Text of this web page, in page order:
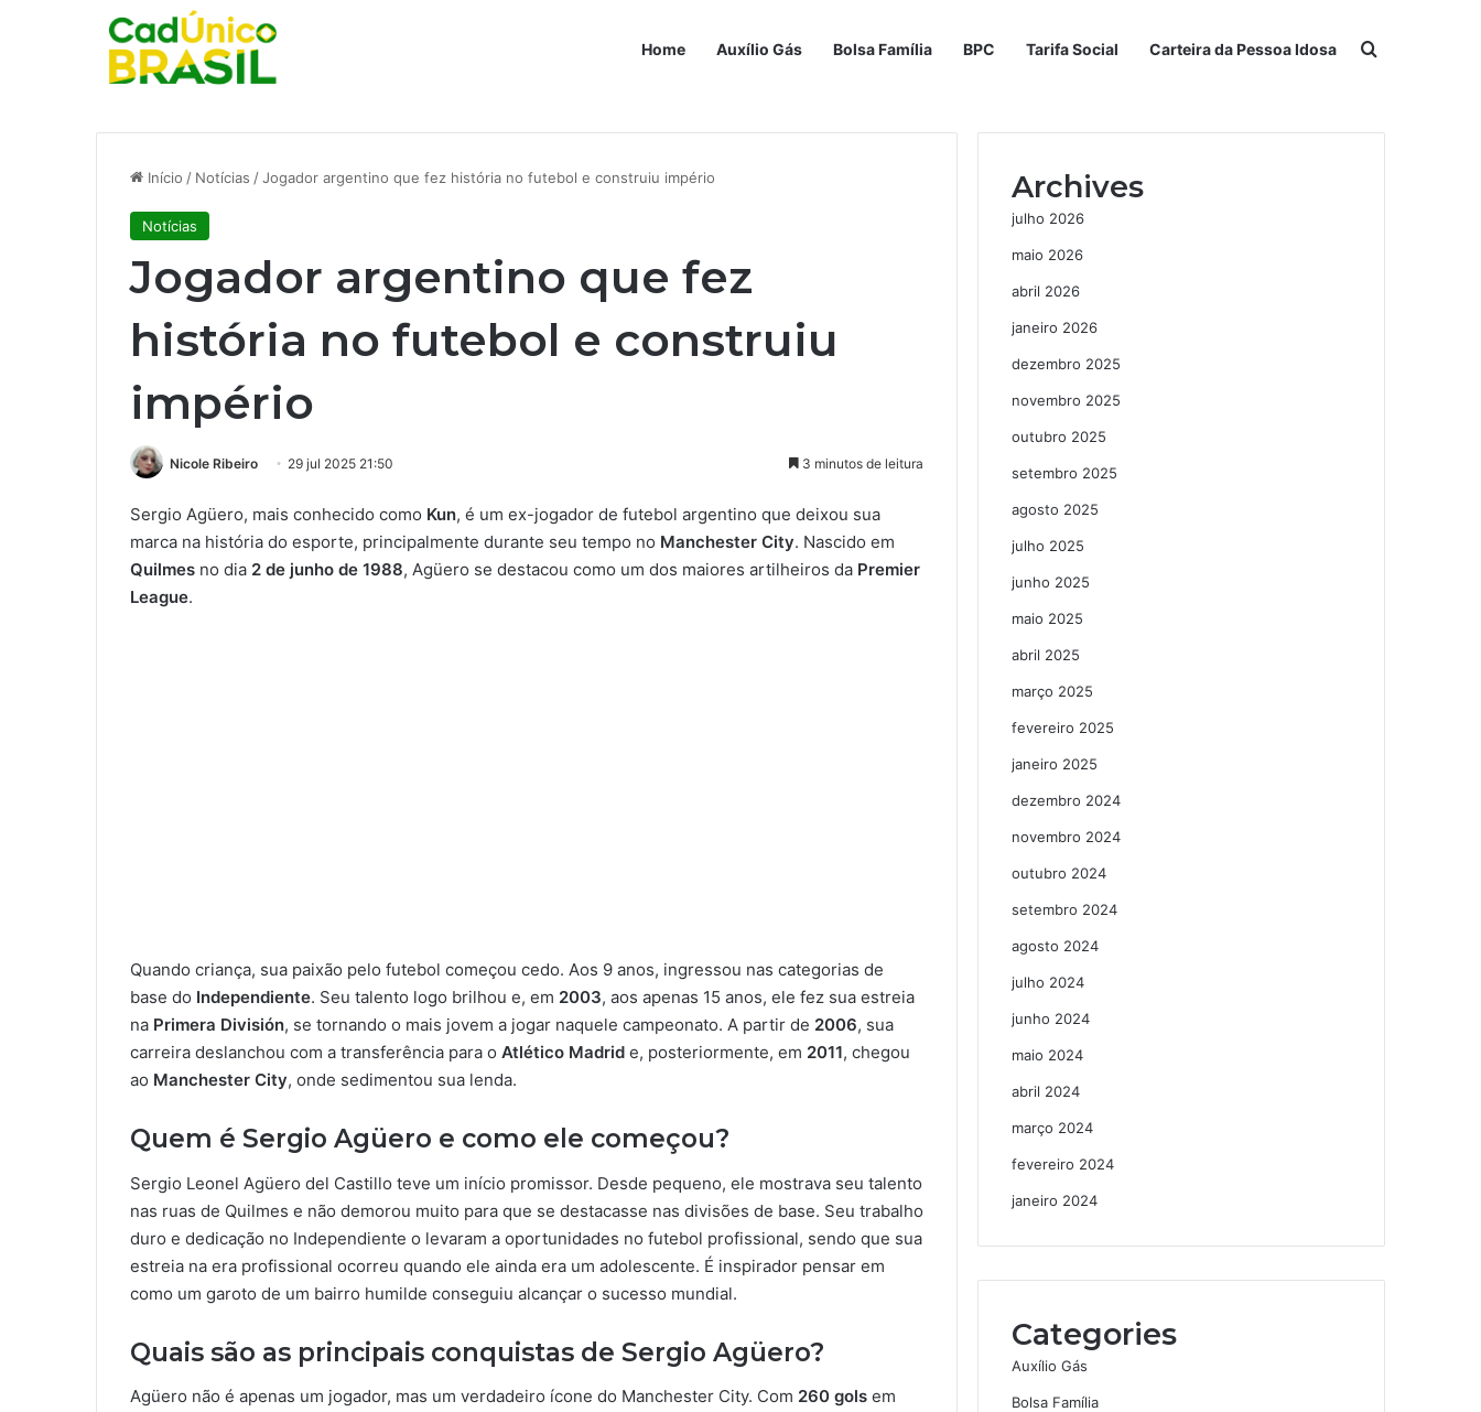
Home Auxílio Gás Bolsa Família BPC Tarifa Social Carteira da Pessoa Idosa Procurar por
Início / Notícias /Jogador argentino que fez história no futebol e construiu império
Notícias
Jogador argentino que fez
história no futebol e construiu
império
Nicole Ribeiro 29 jul 2025 21:50 3 minutos de leitura
Sergio Agüero, mais conhecido como Kun, é um ex-jogador de futebol argentino que deixou sua
marca na história do esporte, principalmente durante seu tempo no Manchester City. Nascido em
Quilmes no dia 2 de junho de 1988, Agüero se destacou como um dos maiores artilheiros da Premier
League.
Quando criança, sua paixão pelo futebol começou cedo. Aos 9 anos, ingressou nas categorias de
base do Independiente. Seu talento logo brilhou e, em 2003, aos apenas 15 anos, ele fez sua estreia
na Primera División, se tornando o mais jovem a jogar naquele campeonato. A partir de 2006, sua
carreira deslanchou com a transferência para o Atlético Madrid e, posteriormente, em 2011, chegou
ao Manchester City, onde sedimentou sua lenda.
Quem é Sergio Agüero e como ele começou?
Sergio Leonel Agüero del Castillo teve um início promissor. Desde pequeno, ele mostrava seu talento
nas ruas de Quilmes e não demorou muito para que se destacasse nas divisões de base. Seu trabalho
duro e dedicação no Independiente o levaram a oportunidades no futebol profissional, sendo que sua
estreia na era profissional ocorreu quando ele ainda era um adolescente. É inspirador pensar em
como um garoto de um bairro humilde conseguiu alcançar o sucesso mundial.
Quais são as principais conquistas de Sergio Agüero?
Agüero não é apenas um jogador, mas um verdadeiro ícone do Manchester City. Com 260 gols em
Archives
julho 2026
maio 2026
abril 2026
janeiro 2026
dezembro 2025
novembro 2025
outubro 2025
setembro 2025
agosto 2025
julho 2025
junho 2025
maio 2025
abril 2025
março 2025
fevereiro 2025
janeiro 2025
dezembro 2024
novembro 2024
outubro 2024
setembro 2024
agosto 2024
julho 2024
junho 2024
maio 2024
abril 2024
março 2024
fevereiro 2024
janeiro 2024
Categories
Auxílio Gás
Bolsa Família